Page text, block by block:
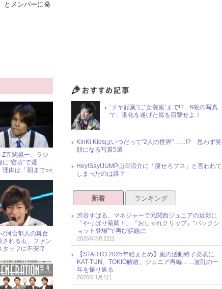
とメンバーに発
Z五関晃一、ラジ
に“寝坊”で遅
由は「朝まで○○
Z河合郁人の舞台
されるも、ファン
タッフに不安!?
“ドヤ顔嵐”に“女装嵐”まで!? 6枚の写真
で、進化を遂げた嵐を目撃せよ！
KinKi Kidsはいつだって“2人の世界”……!? 思わず笑
顔になる写真5選
Hey!Say!JUMP山田涼介に「痩せろブス」と言われて
しまったのは誰？
新着 ランキング
渋谷すばる、マネジャーで元関西ジュニアの近影に
「やっぱり菊岡！」『おしゃれクリップ』“バックシ
ョット登場”で再び話題に
2026年3月22日
【STARTO 2025年総まとめ】嵐の活動終了発表に
KAT-TUN、TOKIO解散、ジュニア再編……波乱の一
年を振り返る
2026年1月1日